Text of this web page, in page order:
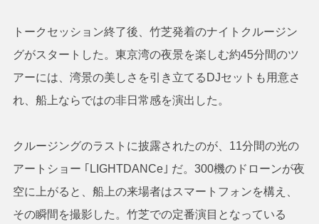
トークセッション終了後、竹芝発着のナイトクルージン
グがスタートした。東京湾の夜景を楽しむ約45分間のツ
アーには、湾景の美しさを引き立てるDJセットも用意さ
れ、船上ならではの非日常感を演出した。
クルージングのラストに披露されたのが、11分間の光の
アートショー ｢LIGHTDANCe｣ だ。300機のドローンが夜
空に上がると、船上の来場者はスマートフォンを構え、
その瞬間を撮影した。竹芝での定番演目となっている